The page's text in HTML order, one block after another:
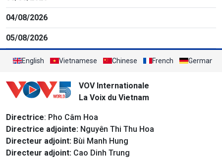
04/08/2026
05/08/2026
English Vietnamese Chinese French German
VOV Internationale
La Voix du Vietnam
Directrice: Pho Câm Hoa
Directrice adjointe: Nguyên Thi Thu Hoa
Directeur adjoint: Bùi Manh Hung
Directeur adjoint: Cao Dinh Trung